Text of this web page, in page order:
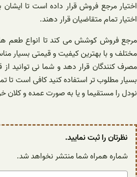
اختیار مرجع فروش قرار داده است تا ایشان
اختیار تمام متقاضیان قرار دهند.
مرجع فروش کوشش می کند تا انواع طعم
مختلف و با بهترین کیفیت و قیمتی بسیار
مصرف‌ کنندگان قرار دهد و شما نی توانید از
بسیار مطلوب تر استفاده کنید کافی است تا
نودل را مستقیما و یا به صورت عمده و کلان
نظرتان را ثبت نمایید.
شماره همراه شما منتشر نخواهد شد.